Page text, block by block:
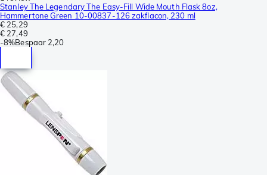
Stanley The Legendary The Easy-Fill Wide Mouth Flask 8oz,
Hammertone Green 10-00837-126 zakflacon, 230 ml
€ 25,29
€ 27,49
-8%Bespaar 2,20